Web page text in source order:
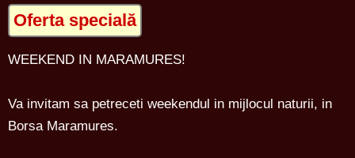
Oferta specială
WEEKEND IN MARAMURES!
Va invitam sa petreceti weekendul in mijlocul naturii, in
Borsa Maramures.